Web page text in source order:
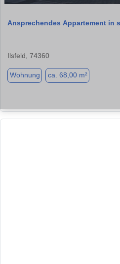
Ansprechendes Appartement in
Ilsfeld, 74360
Wohnung ca. 68,00 m²